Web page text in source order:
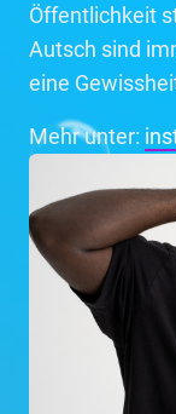
Öffentlichkeit
Autsch sind
eine
Mehr unter: